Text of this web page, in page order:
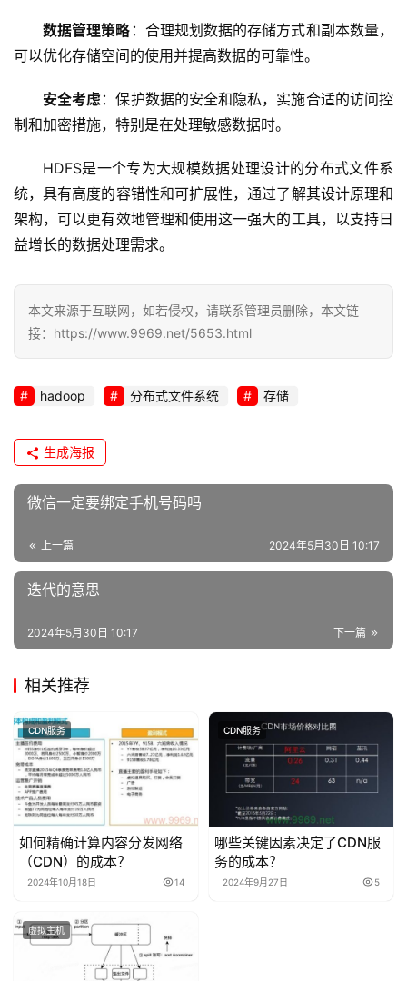
n
运
维
数据管理策略 ：合理规划数据的存储方式和副本数量，
可以优化存储空间的使用并提高数据的可靠性。
安全考虑：保护数据的安全和隐私，实施合适的访问控
制和加密措施，特别是在处理敏感数据时。
HDFS是一个专为大规模数据处理设计的分布式文件系
统，具有高度的容错性和可扩展性，通过了解其设计原理和
架构，可以更有效地管理和使用这一强大的工具，以支持日
益增长的数据处理需求。
本文来源于互联网，如若侵权，请联系管理员删除，本文链
接：https://www.9969.net/5653.html
hadoop 分布式文件系统 存储
生成海报
微信一定要绑定手机号码吗
上一篇 2024年5月30日 10:17
迭代的意思
下一篇
2024年5月30日 10:17
相关推荐
CDN服务
如何精确计算内容分发网络
（CDN）的成本？
2024年10月18日 14
CDN服务
哪些关键因素决定了CDN服
务的成本？
2024年9月27日 5
虚拟主机